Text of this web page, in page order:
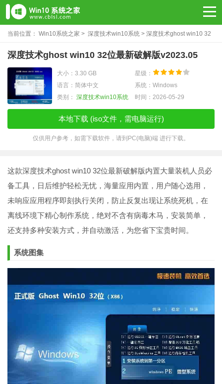
当前位置： Win10系统之家 > 深度技术win10系统 > 深度技术ghost win10 32
位最新破解版v2023.05
深度技术ghost win10 32位最新破解版v2023.05
大小：3.30 GB
星级：
语言：简体中文
系统：Windows
类别： 深度技术win10系统 时间：2026-05-29
本地下载 (iso文件，需电脑运行)
仅供用户参考，如需下载软件，请到PC(电脑)端 进行下载。
这款深度技术ghost win10 32位最新破解版内置大量装机人员必
备工具，日后维护轻松无忧，海量应用内置，用户随心选用，
未响应应用程序即刻执行关闭，防止反复出现让系统死机，在
离线环境下精心制作系统，绝对不含有病毒木马，安装简单，
还支持多种安装方式，并自动激活，为您省下宝贵时间。
系统图集